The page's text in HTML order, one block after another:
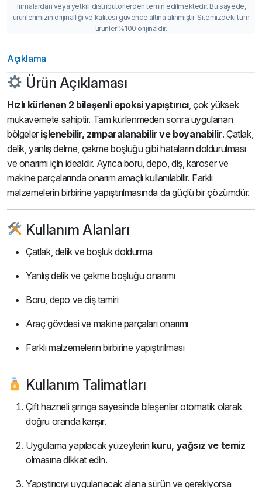
firmalardan veya yetkili distribütörlerden temin edilmektedir. Bu sayede,
ürünlerimizin orijinalliği ve kalitesi güvence altına alınmıştır. Sitemizdeki tüm
ürünler %100 orijinaldir.
Açıklama
Ürün Açıklaması
Hızlı kürlenen 2 bileşenli epoksi yapıştırıcı, çok yüksek
mukavemete sahiptir. Tam kürlenmeden sonra uygulanan
bölgeler işlenebilir, zımparalanabilir ve boyanabilir. Çatlak,
delik, yanlış delme, çekme boşluğu gibi hataların doldurulması
ve onarımı için idealdir. Ayrıca boru, depo, diş, karoser ve
makine parçalarında onarım amaçlı kullanılabilir. Farklı
malzemelerin birbirine yapıştırılmasında da güçlü bir çözümdür.
Kullanım Alanları
Çatlak, delik ve boşluk doldurma
Yanlış delik ve çekme boşluğu onarımı
Boru, depo ve diş tamiri
Araç gövdesi ve makine parçaları onarımı
Farklı malzemelerin birbirine yapıştırılması
Kullanım Talimatları
Çift hazneli şırınga sayesinde bileşenler otomatik olarak
doğru oranda karışır.
Uygulama yapılacak yüzeylerin kuru, yağsız ve temiz
olmasına dikkat edin.
Yapıştırıcıyı uygulanacak alana sürün ve gerekiyorsa